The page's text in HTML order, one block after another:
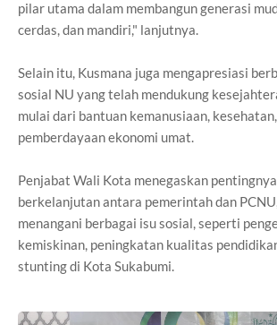
pilar utama dalam membangun generasi
cerdas, dan mandiri," lanjutnya.
Selain itu, Kusmana juga mengapresiasi
sosial NU yang telah mendukung
mulai dari bantuan kemanusiaan,
pemberdayaan ekonomi umat.
Penjabat Wali Kota menegaskan
berkelanjutan antara pemerintah dan
menangani berbagai isu sosial, seperti
kemiskinan, peningkatan kualitas
stunting di Kota Sukabumi.